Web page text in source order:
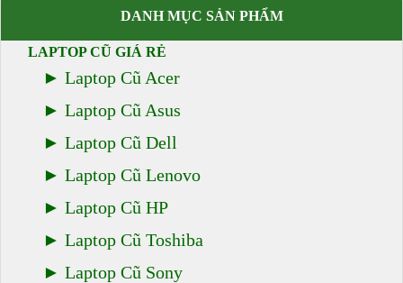
DANH MỤC SẢN PHẨM
LAPTOP CŨ GIÁ RẺ
Laptop Cũ Acer
Laptop Cũ Asus
Laptop Cũ Dell
Laptop Cũ Lenovo
Laptop Cũ HP
Laptop Cũ Toshiba
Laptop Cũ Sony